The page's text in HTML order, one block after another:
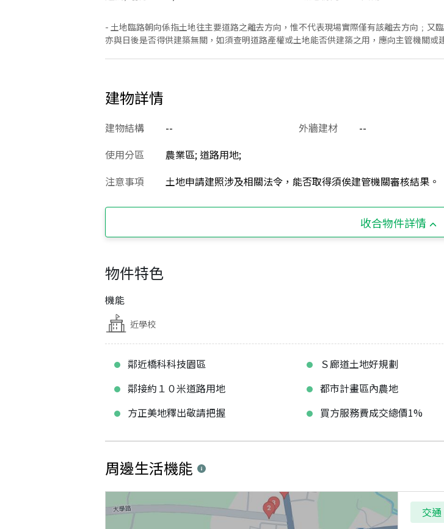
- 土地臨路朝向係指土地往主要道路之離去方向，惟不代表現場實際僅有該離去方向﹔又
亦與日後是否得供建築無關，如須查明道路產權或土地能否供建築之用，應向主管機關或
建物詳情
建物結構 -- 外牆建材 --
使用分區
農業區; 道路用地;
注意事項
土地申請建照涉及相關法令，能否取得須俟建管機關審核結果。
收合物件詳情
物件特色
機能
近學校
鄰近橋科科技園區 Ｓ廊道土地好規劃
鄰接約１０米道路用地
都市計畫區內農地
方正美地釋出敬請把握
買方服務費成交總價1%
周邊生活機能
交通